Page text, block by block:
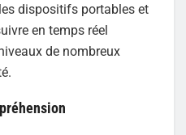
dispositifs portables et
en temps réel
de nombreux